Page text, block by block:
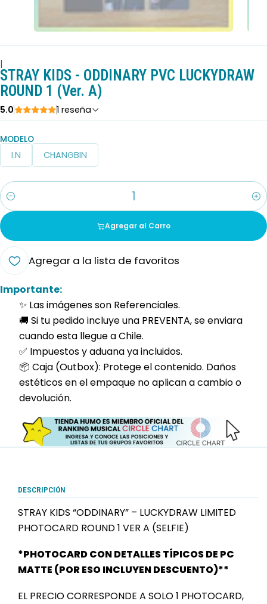
|
STRAY KIDS - ODDINARY PVC LUCKYDRAW
ROUND 1 (Ver. A)
5.0 1 reseña
MODELO
I.N CHANGBIN
Cantidad
Agregar al Carro
Agregar a la lista de favoritos
Importante:
✨ Las imágenes son Referenciales.
🚚 Si tu pedido incluye una PREVENTA, se enviara
cuando esta llegue a Chile.
✅ Impuestos y aduana ya incluidos.
📦 Caja (Outbox): Protege el contenido. Daños
estéticos en el empaque no aplican a cambio o
devolución.
DESCRIPCIÓN
STRAY KIDS “ODDINARY” – LUCKYDRAW LIMITED
PHOTOCARD ROUND 1 VER A (SELFIE)
*PHOTOCARD CON DETALLES TÍPICOS DE PC
MATTE (POR ESO INCLUYEN DESCUENTO)**
EL PRECIO CORRESPONDE A SOLO 1 PHOTOCARD,